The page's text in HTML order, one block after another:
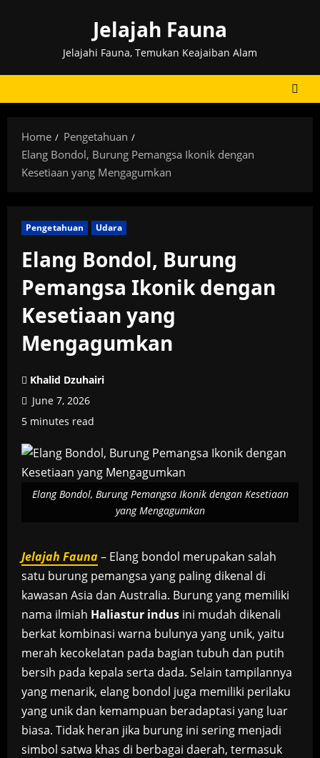
Jelajah Fauna
Jelajahi Fauna, Temukan Keajaiban Alam
Home
Pengetahuan
Elang Bondol, Burung Pemangsa Ikonik dengan
Kesetiaan yang Mengagumkan
Pengetahuan Udara
Elang Bondol, Burung
Pemangsa Ikonik dengan
Kesetiaan yang
Mengagumkan
Khalid Dzuhairi
June 7, 2026
5 minutes read
Elang Bondol, Burung Pemangsa Ikonik dengan Kesetiaan
yang Mengagumkan
Jelajah Fauna– Elang bondol merupakan salah
satu burung pemangsa yang paling dikenal di
kawasan Asia dan Australia. Burung yang memiliki
nama ilmiah Haliastur indus ini mudah dikenali
berkat kombinasi warna bulunya yang unik, yaitu
merah kecokelatan pada bagian tubuh dan putih
bersih pada kepala serta dada. Selain tampilannya
yang menarik, elang bondol juga memiliki perilaku
yang unik dan kemampuan beradaptasi yang luar
biasa. Tidak heran jika burung ini sering menjadi
simbol satwa khas di berbagai daerah, termasuk